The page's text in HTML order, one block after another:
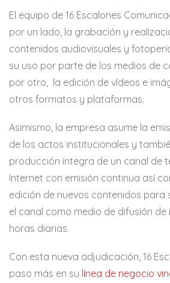
El equipo de 16 Escalones
por un lado, la grabación y
contenidos audiovisuales y
su uso por parte de los medios de
por otro, la edición de vídeos e
otros formatos y plataformas.
Asimismo, la empresa asume la
de los actos institucionales y
producción íntegra de un canal de
Internet con emisión continua así
edición de nuevos contenidos para
el canal como medio de difusión de
horas diarias.
Con esta nueva adjudicación, 16
paso más en su línea de negocio